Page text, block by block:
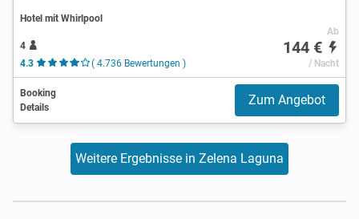
Hotel mit Whirlpool
4
4.3
( 4.736 Bewertungen )
Ab
144 €
/ Nacht
Booking
Details
Zum Angebot
Weitere Ergebnisse in Zelena Laguna